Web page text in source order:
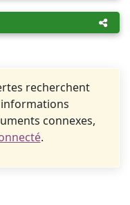
recherchent
connexes,
.